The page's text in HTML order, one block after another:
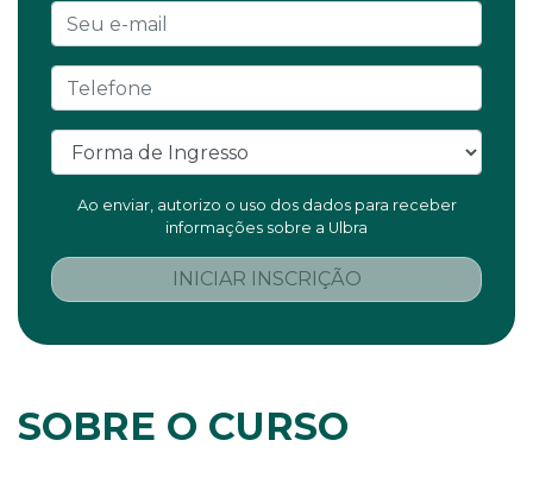
Ao enviar, autorizo o uso dos dados para receber
informações sobre a Ulbra
INICIAR INSCRIÇÃO
SOBRE O CURSO